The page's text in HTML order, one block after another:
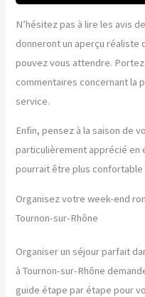
N’hésitez pas à lire les avis
donneront un aperçu réaliste
pouvez vous attendre.
commentaires concernant la
service.
Enfin, pensez à la saison de
particulièrement apprécié en
pourrait être plus confortable
Organisez votre week-end
Tournon-sur-Rhône
Organiser un séjour parfait
à Tournon-sur-Rhône
guide étape par étape pour